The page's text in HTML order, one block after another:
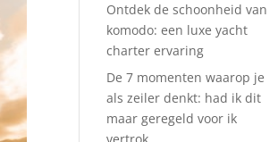
Ontdek de schoonheid van
komodo: een luxe yacht
charter ervaring
De 7 momenten waarop je
als zeiler denkt: had ik dit
maar geregeld voor ik